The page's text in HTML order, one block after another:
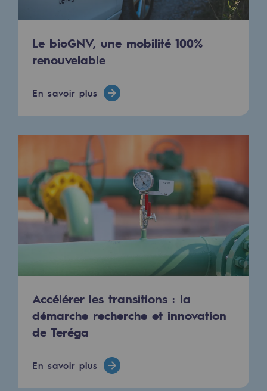
Le bioGNV, une mobilité 100%
renouvelable
En savoir plus
Accélérer les transitions : la
démarche recherche et innovation
de Teréga
En savoir plus